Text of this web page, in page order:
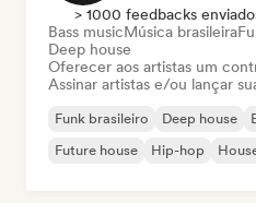
> 1000 feedbacks
Bass musicMúsica brasileira
Deep house
Oferecer aos artistas um
Assinar artistas e/ou lançar
Funk brasileiro Deep house
Future house
Hip-hop